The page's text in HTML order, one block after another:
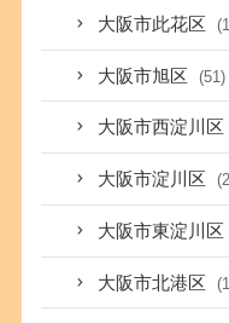
大阪市此花区
大阪市旭区 (51)
大阪市西淀川区
大阪市淀川区
大阪市東淀川区
大阪市北港区